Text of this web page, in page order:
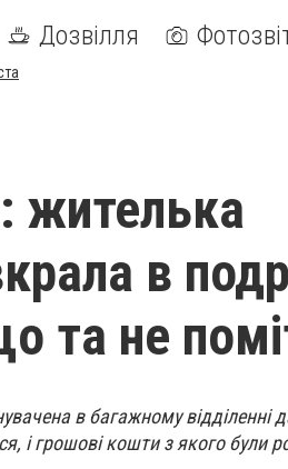
Дозвілля
жителька
в
та не
в багажному відділенні
і грошові кошти з якого були